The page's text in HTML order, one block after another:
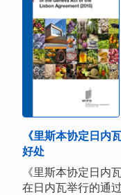
《里斯本协定日内
好处
《里斯本协定日内
在日内瓦举行的通